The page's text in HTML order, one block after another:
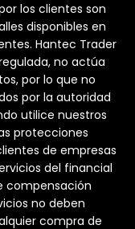
los clientes son
disponibles en
Hantec Trader
no actúa
por lo que no
por la autoridad
utilice nuestros
protecciones
de empresas
del financial
compensación
no deben
compra de